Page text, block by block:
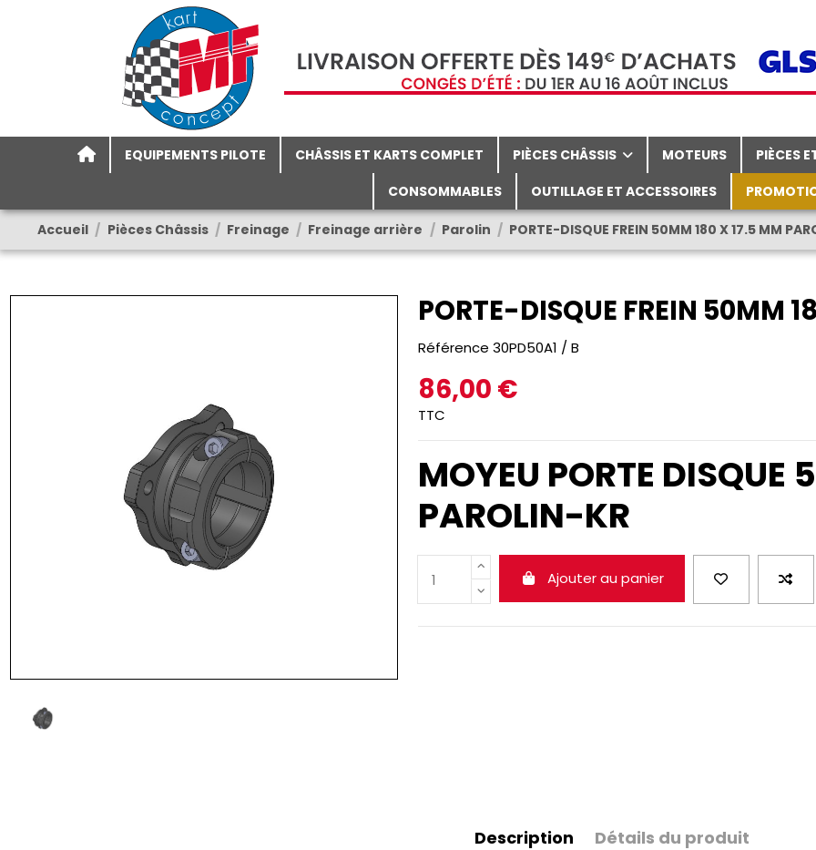
EQUIPEMENTS PILOTE CHÂSSIS ET KARTS COMPLET PIÈCES CHÂSSIS MOTEURS PIÈCES
CONSOMMABLES
OUTILLAGE ET ACCESSOIRES
Accueil Pièces Châssis Freinage Freinage arrière Parolin PORTE-DISQUE FREIN 50MM 180 X 17.5 MM
PORTE-DISQUE FREIN 50MM
Référence 30PD50A1 / B
86,00 €
TTC
MOYEU PORTE
PAROLIN-KR
Ajouter au panier
Description Détails du produit